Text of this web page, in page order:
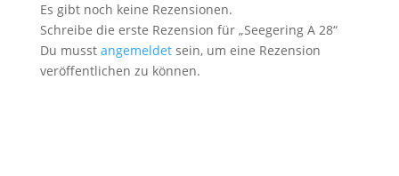
Es gibt noch keine Rezensionen.
Schreibe die erste Rezension für „Seegering A 28“
Du musst angemeldetsein, um eine Rezension
veröffentlichen zu können.